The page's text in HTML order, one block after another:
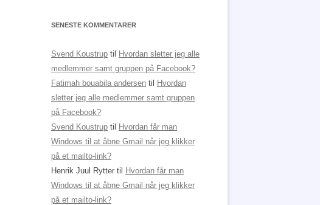
SENESTE KOMMENTARER
Svend Koustrup til
Hvordan sletter jeg alle
medlemmer samt gruppen på Facebook?
Fatimah bouabila andersen til
Hvordan
sletter jeg alle medlemmer samt gruppen
på Facebook?
Svend Koustrup til
Hvordan får man
Windows til at åbne Gmail når jeg klikker
på et mailto-link?
Henrik Juul Rytter til
Hvordan får man
Windows til at åbne Gmail når jeg klikker
på et mailto-link?